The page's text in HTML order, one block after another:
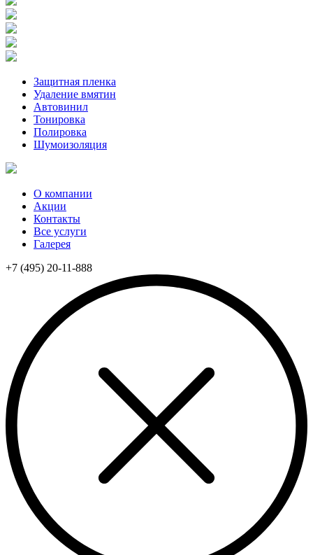
Защитная пленка
Удаление вмятин
Автовинил
Тонировка
Полировка
Шумоизоляция
О компании
Акции
Контакты
Все услуги
Галерея
+7 (495) 20-11-888